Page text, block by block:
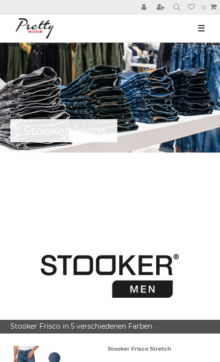
0
☰
Stooker Jeans
Stooker Frisco in 5 verschiedenen Farben
Stooker Frisco Stretch